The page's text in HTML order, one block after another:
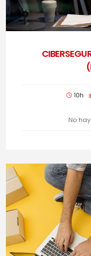
10h
No